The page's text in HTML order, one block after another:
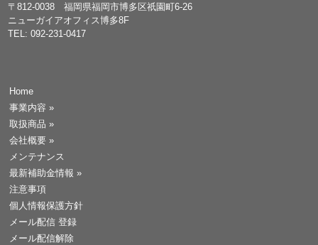
〒812-0038 福岡県福岡市博多区祇園町6-26
ニューガイアオフィス博多8F
TEL: 092-231-0417
Home
事業内容 »
取扱商品 »
会社概要 »
メンテナンス
最新補助金情報 »
注意事項
個人情報保護方針
メール配信 登録
メール配信解除